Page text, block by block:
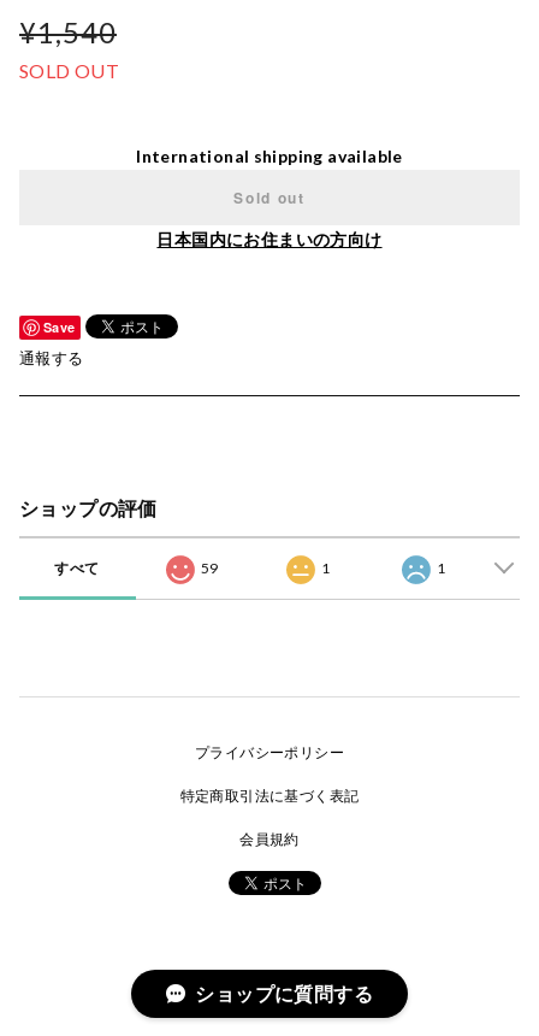
¥1,540
SOLD OUT
International shipping available
Sold out
日本国内にお住まいの方向け
Save
通報する
ショップの評価
すべて 59 1 1
プライバシーポリシー
特定商取引法に基づく表記
会員規約
ショップに質問する